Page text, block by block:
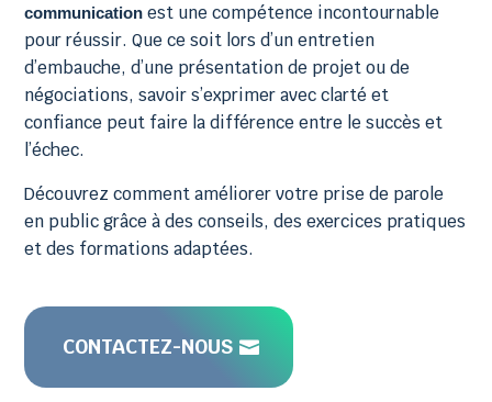
communicationest une compétence incontournable
pour réussir. Que ce soit lors d’un entretien
d’embauche, d’une présentation de projet ou de
négociations, savoir s’exprimer avec clarté et
confiance peut faire la différence entre le succès et
l’échec.
Découvrez comment améliorer votre prise de parole
en public grâce à des conseils, des exercices pratiques
et des formations adaptées.
CONTACTEZ-NOUS